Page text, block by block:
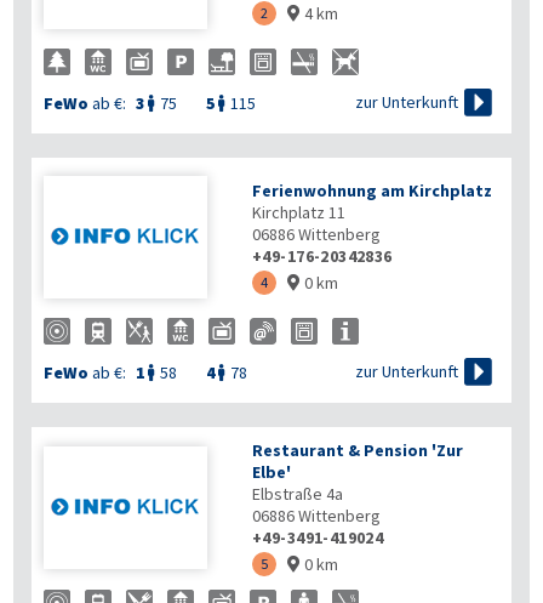
2  4 km
FeWo ab €: 3  75 5  115 zur Unterkunft 
Ferienwohnung am Kirchplatz
Kirchplatz 11
06886Wittenberg
+49-176-20342836
4  0 km
FeWo ab €: 1  58 4 78 zur Unterkunft 
Restaurant & Pension 'Zur
Elbe'
Elbstraße 4a
06886Wittenberg
+49-3491-419024
5  0 km